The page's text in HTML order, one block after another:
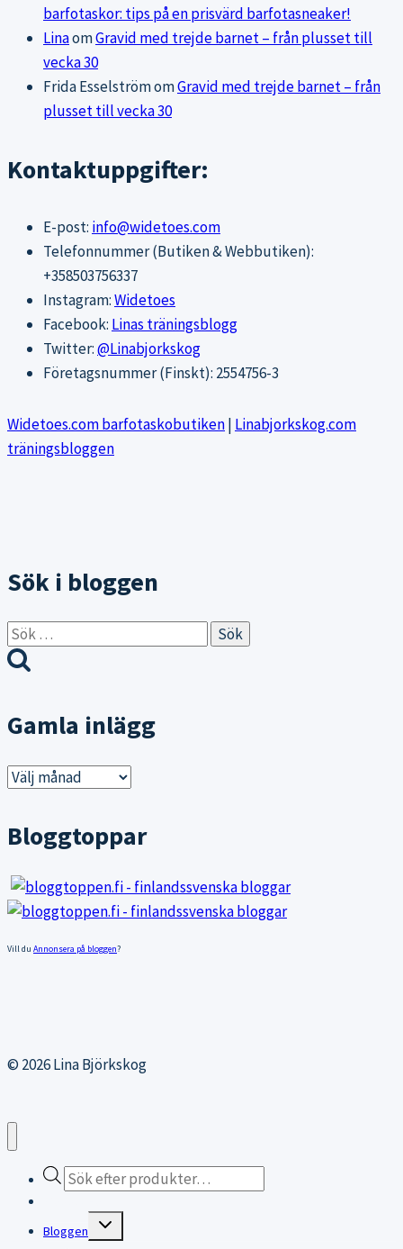
barfotaskor: tips på en prisvärd barfotasneaker!
LinaomGravid med trejde barnet – från plusset till
vecka 30
Frida EsselströmomGravid med trejde barnet – från
plusset till vecka 30
Kontaktuppgifter:
E-post: info@widetoes.com
Telefonnummer (Butiken & Webbutiken):
+358503756337
Instagram:Widetoes
Facebook: Linas träningsblogg
Twitter:@Linabjorkskog
Företagsnummer (Finskt): 2554756-3
Widetoes.com barfotaskobutiken| Linabjorkskog.com
träningsbloggen
Sök i bloggen
Sök
efter:
Gamla inlägg
Gamla
Bloggtoppar
Vill du Annonsera på bloggen?
© 2026 Lina Björkskog
Products
search
Bloggen
Expand